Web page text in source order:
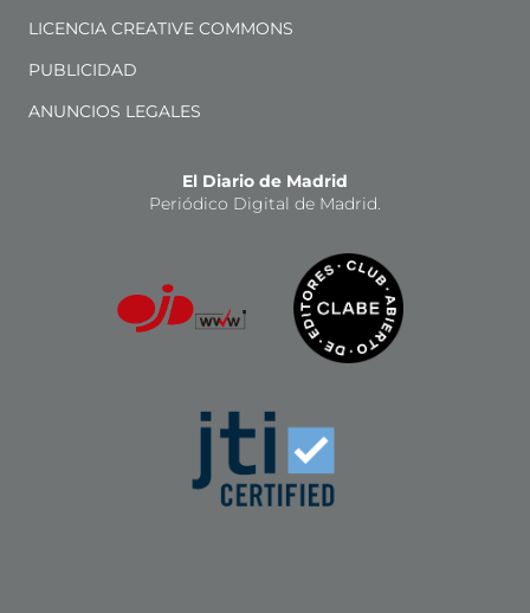
LICENCIA CREATIVE COMMONS
PUBLICIDAD
ANUNCIOS LEGALES
El Diario de Madrid
Periódico Digital de Madrid.